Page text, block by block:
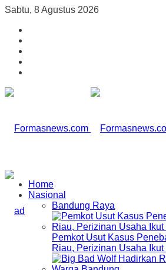
Sabtu, 8 Agustus 2026
Home
Nasional
Bandung Raya
Pemkot Usut Kasus
Riau, Perizinan Usaha